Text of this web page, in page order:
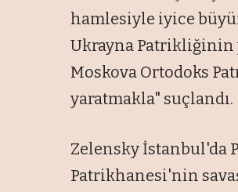
hamlesiyle iyice
Ukrayna Patrikliğinin
Moskova Ortodoks
yaratmakla" suçlandı.
Zelensky İstanbul'da
Patrikhanesi'nin